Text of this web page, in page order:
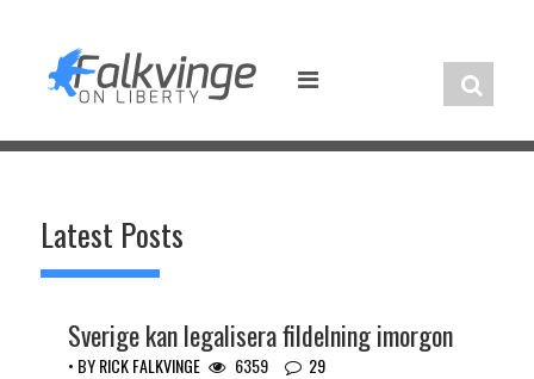
content
Latest Posts
Sverige kan legalisera fildelning imorgon
• BYRICK FALKVINGE 6359 29